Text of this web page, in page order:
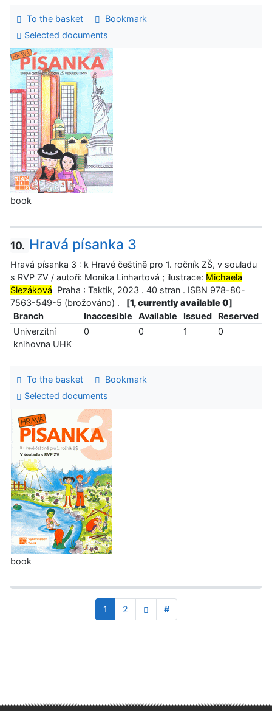
To the basket
Bookmark
Selected documents
book
10. Hravá písanka 3
Hravá písanka 3 : k Hravé češtině pro 1. ročník ZŠ, v souladu
s RVP ZV / autoři: Monika Linhartová ; ilustrace: Michaela
Slezáková Praha : Taktik, 2023 . 40 stran . ISBN 978-80-
7563-549-5 (brožováno) .
[1, currently available 0]
Branch
Inaccesible Available Issued
Reserved
Univerzitní
knihovna UHK
0 0 1 0
To the basket
Bookmark
Selected documents
book
1 2 #